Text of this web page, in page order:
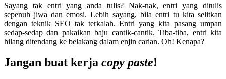
Sayang tak entri yang anda tulis? Nak-nak, entri yang ditulis
sepenuh jiwa dan emosi. Lebih sayang, bila entri tu kita selitkan
dengan teknik SEO tak terkalah. Entri yang kita pasang umpan
sedap-sedap dan pakaikan baju cantik-cantik. Tiba-tiba, entri kita
hilang ditendang ke belakang dalam enjin carian. Oh! Kenapa?
Jangan buat kerja copy paste!